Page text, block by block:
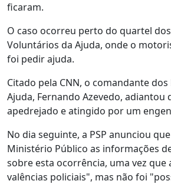
ficaram.
O caso ocorreu perto do quartel
Voluntários da Ajuda, onde o
foi pedir ajuda.
Citado pela CNN, o comandante
Ajuda, Fernando Azevedo, adiantou
apedrejado e atingido por um
No dia seguinte, a PSP anunciou
Ministério Público as informações
sobre esta ocorrência, uma vez que
valências policiais", mas não foi